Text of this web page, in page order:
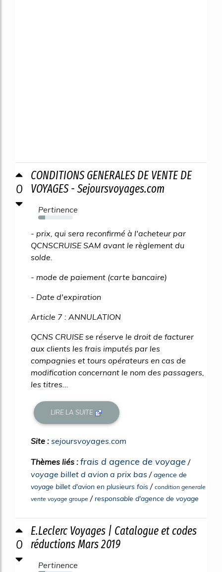
0
CONDITIONS GENERALES DE VENTE DE
VOYAGES - Sejoursvoyages.com
Pertinence
20%
- prix, qui sera reconfirmé à l'acheteur par
QCNSCRUISE SAM avant le règlement du
solde.
- mode de paiement (carte bancaire)
- Date d'expiration
Article 7 : ANNULATION
QCNS CRUISE se réserve le droit de facturer
aux clients les frais imputés par les
compagnies et tours opérateurs en cas de
modification concernant le nom des passagers,
les titres...
LIRE LA SUITE
Site : sejoursvoyages.com
Thèmes liés : frais d agence de voyage /
voyage billet d avion a prix bas /agence de
voyage billet d'avion en plusieurs fois / condition generale
vente voyage groupe / responsable d'agence de voyage
0
E.Leclerc Voyages | Catalogue et codes
réductions Mars 2019
Pertinence